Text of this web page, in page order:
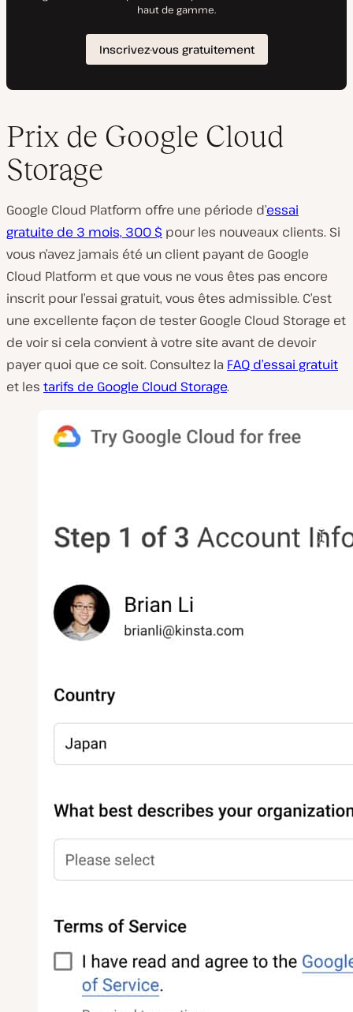
Prix de Google Cloud
Storage
Google Cloud Platform offre une période d’essai
gratuite de 3 mois, 300 $ pour les nouveaux clients. Si
vous n’avez jamais été un client payant de Google
Cloud Platform et que vous ne vous êtes pas encore
inscrit pour l’essai gratuit, vous êtes admissible. C’est
une excellente façon de tester Google Cloud Storage et
de voir si cela convient à votre site avant de devoir
payer quoi que ce soit. Consultez la FAQ d’essai gratuit
et les tarifs de Google Cloud Storage.